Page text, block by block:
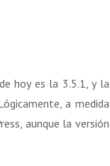
hoy es la 3.5.1, y la
a medida
aunque la versión